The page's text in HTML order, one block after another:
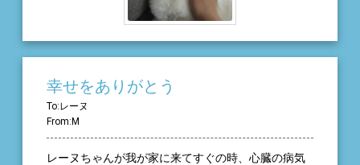
幸せをありがとう
To:レーヌ
From:M
レーヌちゃんが我が家に来てすぐの時、心臓の病気